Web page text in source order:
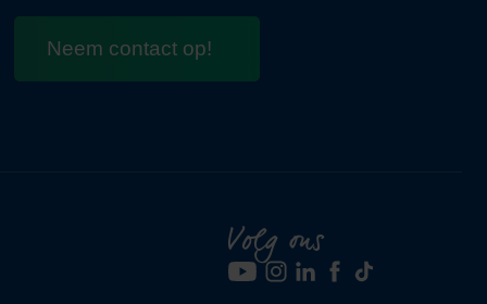
Neem contact op!
Volg ons